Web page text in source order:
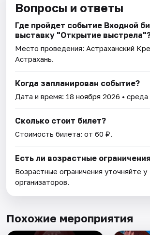
Вопросы и ответы
Где пройдет событие Входной
выставку "Открытие
Место проведения:Астраханский
Астрахань.
Когда запланирован событие?
Дата и время: 18 ноября 2026 • среда
Сколько стоит билет?
Стоимость билета: от 60 ₽.
Есть ли возрастные
Возрастные ограничения уточняйте у
организаторов.
Похожие мероприятия